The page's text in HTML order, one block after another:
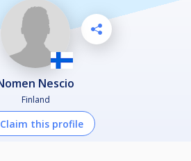
Nomen Nescio
Finland
Claim this profile